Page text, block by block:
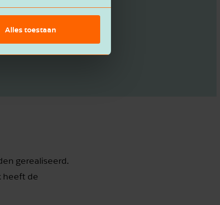
Alles toestaan
. Kingspan
(Planet
dat opzicht is de
gerealiseerd.
heeft de